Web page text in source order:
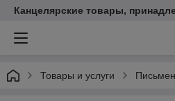
Канцелярские товары,
Товары и услуги